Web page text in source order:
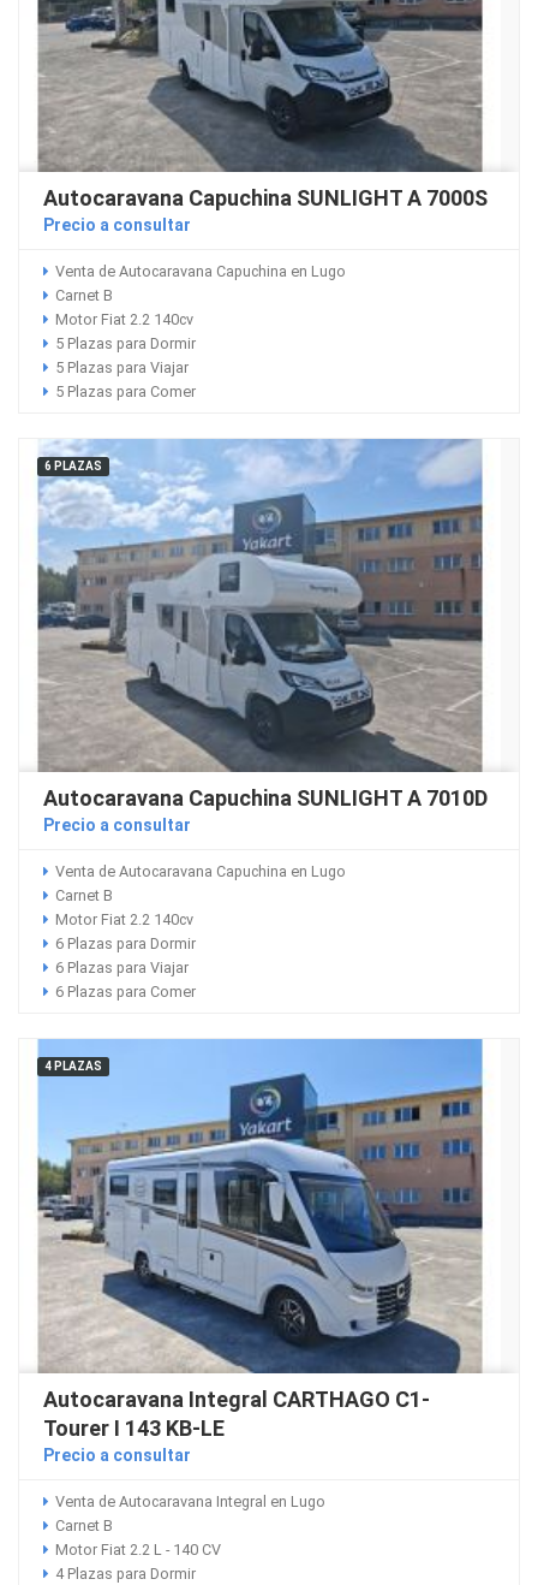
Autocaravana Capuchina SUNLIGHT A 7000S
Precio a consultar
Venta de Autocaravana Capuchina en Lugo
Carnet B
Motor Fiat 2.2 140cv
5 Plazas para Dormir
5 Plazas para Viajar
5 Plazas para Comer
6 PLAZAS
Autocaravana Capuchina SUNLIGHT A 7010D
Precio a consultar
Venta de Autocaravana Capuchina en Lugo
Carnet B
Motor Fiat 2.2 140cv
6 Plazas para Dormir
6 Plazas para Viajar
6 Plazas para Comer
4 PLAZAS
Autocaravana Integral CARTHAGO C1-
Tourer I 143 KB-LE
Precio a consultar
Venta de Autocaravana Integral en Lugo
Carnet B
Motor Fiat 2.2 L - 140 CV
4 Plazas para Dormir